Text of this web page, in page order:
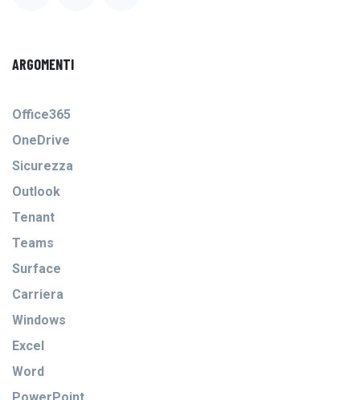
ARGOMENTI
Office365
OneDrive
Sicurezza
Outlook
Tenant
Teams
Surface
Carriera
Windows
Excel
Word